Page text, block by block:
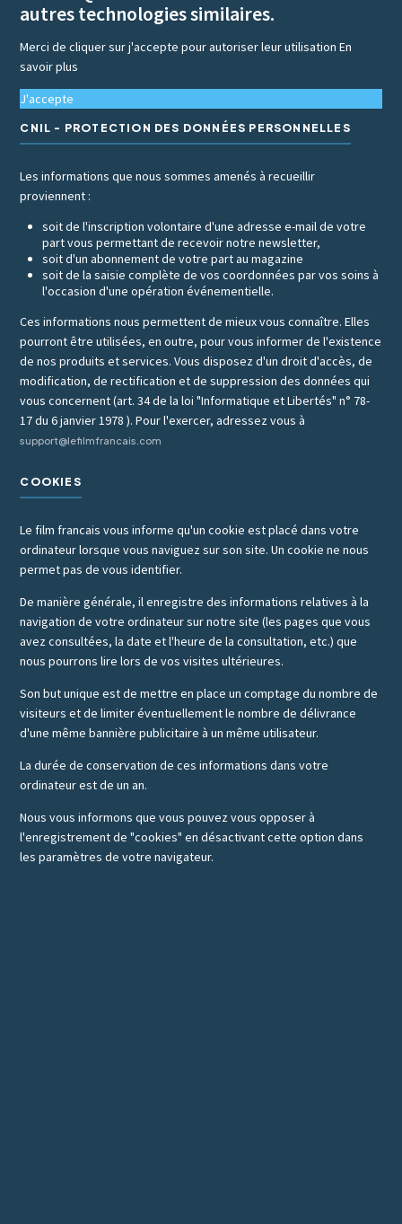
autres technologies similaires.
Merci de cliquer sur j'accepte pour autoriser leur utilisationEn
savoir plus
J'accepte
CNIL - PROTECTION DES DONNÉES PERSONNELLES
Les informations que nous sommes amenés à recueillir
proviennent :
soit de l'inscription volontaire d'une adresse e-mail de votre
part vous permettant de recevoir notre newsletter,
soit d'un abonnement de votre part au magazine
soit de la saisie complète de vos coordonnées par vos soins à
l'occasion d'une opération événementielle.
Ces informations nous permettent de mieux vous connaître. Elles
pourront être utilisées, en outre, pour vous informer de l'existence
de nos produits et services. Vous disposez d'un droit d'accès, de
modification, de rectification et de suppression des données qui
vous concernent (art. 34 de la loi "Informatique et Libertés" n° 78-
17 du 6 janvier 1978 ). Pour l'exercer, adressez vous à
support@lefilmfrancais.com
COOKIES
Le film francais vous informe qu'un cookie est placé dans votre
ordinateur lorsque vous naviguez sur son site. Un cookie ne nous
permet pas de vous identifier.
De manière générale, il enregistre des informations relatives à la
navigation de votre ordinateur sur notre site (les pages que vous
avez consultées, la date et l'heure de la consultation, etc.) que
nous pourrons lire lors de vos visites ultérieures.
Son but unique est de mettre en place un comptage du nombre de
visiteurs et de limiter éventuellement le nombre de délivrance
d'une même bannière publicitaire à un même utilisateur.
La durée de conservation de ces informations dans votre
ordinateur est de un an.
Nous vous informons que vous pouvez vous opposer à
l'enregistrement de "cookies" en désactivant cette option dans
les paramètres de votre navigateur.